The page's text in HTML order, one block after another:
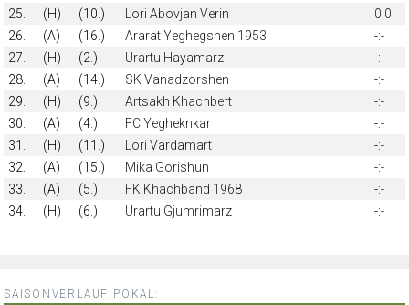
25.
(H) (10.) Lori Abovjan Verin
0:0
26.
(A) (16.) Ararat Yeghegshen 1953
-:-
27.
(H) (2.) Urartu Hayamarz
-:-
28.
(A) (14.) SK Vanadzorshen
-:-
29.
(H) (9.) Artsakh Khachbert
-:-
30.
(A) (4.) FC Yegheknkar
-:-
31.
(H) (11.) Lori Vardamart
-:-
32.
(A) (15.) Mika Gorishun
-:-
33.
(A) (5.) FK Khachband 1968
-:-
34.
(H) (6.) Urartu Gjumrimarz -:-
SAISONVERLAUF POKAL: